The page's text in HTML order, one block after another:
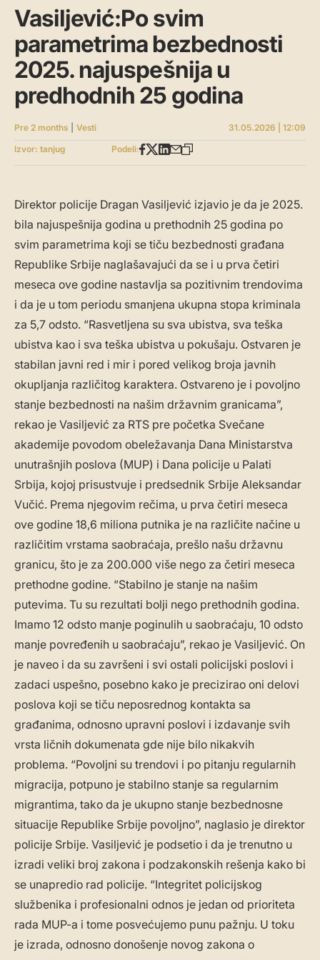
Vasiljević:Po svim
parametrima bezbednosti
2025. najuspešnija u
predhodnih 25 godina
Pre 2 months Vesti
31.05.2026 | 12:09
Izvor: tanjug
Podeli:
Direktor policije Dragan Vasiljević izjavio je da je 2025.
bila najuspešnija godina u prethodnih 25 godina po
svim parametrima koji se tiču bezbednosti građana
Republike Srbije naglašavajući da se i u prva četiri
meseca ove godine nastavlja sa pozitivnim trendovima
i da je u tom periodu smanjena ukupna stopa kriminala
za 5,7 odsto. “Rasvetljena su sva ubistva, sva teška
ubistva kao i sva teška ubistva u pokušaju. Ostvaren je
stabilan javni red i mir i pored velikog broja javnih
okupljanja različitog karaktera. Ostvareno je i povoljno
stanje bezbednosti na našim državnim granicama”,
rekao je Vasiljević za RTS pre početka Svečane
akademije povodom obeležavanja Dana Ministarstva
unutrašnjih poslova (MUP) i Dana policije u Palati
Srbija, kojoj prisustvuje i predsednik Srbije Aleksandar
Vučić. Prema njegovim rečima, u prva četiri meseca
ove godine 18,6 miliona putnika je na različite načine u
različitim vrstama saobraćaja, prešlo našu državnu
granicu, što je za 200.000 više nego za četiri meseca
prethodne godine. “Stabilno je stanje na našim
putevima. Tu su rezultati bolji nego prethodnih godina.
Imamo 12 odsto manje poginulih u saobraćaju, 10 odsto
manje povređenih u saobraćaju”, rekao je Vasiljević. On
je naveo i da su završeni i svi ostali policijski poslovi i
zadaci uspešno, posebno kako je precizirao oni delovi
poslova koji se tiču neposrednog kontakta sa
građanima, odnosno upravni poslovi i izdavanje svih
vrsta ličnih dokumenata gde nije bilo nikakvih
problema. “Povoljni su trendovi i po pitanju regularnih
migracija, potpuno je stabilno stanje sa regularnim
migrantima, tako da je ukupno stanje bezbednosne
situacije Republike Srbije povoljno”, naglasio je direktor
policije Srbije. Vasiljević je podsetio i da je trenutno u
izradi veliki broj zakona i podzakonskih rešenja kako bi
se unapredio rad policije. “Integritet policijskog
službenika i profesionalni odnos je jedan od prioriteta
rada MUP-a i tome posvećujemo punu pažnju. U toku
je izrada, odnosno donošenje novog zakona o